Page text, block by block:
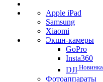
Apple iPad
Samsung
Xiaomi
Экшн-камеры
GoPro
Insta360
DJI Новинка
Фотоаппараты